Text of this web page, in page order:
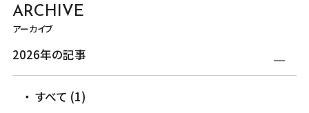
ARCHIVE
アーカイブ
2026年の記事
すべて (1)